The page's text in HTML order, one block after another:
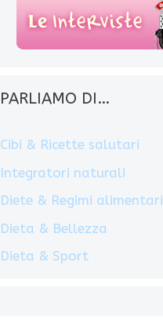
PARLIAMO DI…
Cibi & Ricette salutari
Integratori naturali
Diete & Regimi alimentari
Dieta & Bellezza
Dieta & Sport